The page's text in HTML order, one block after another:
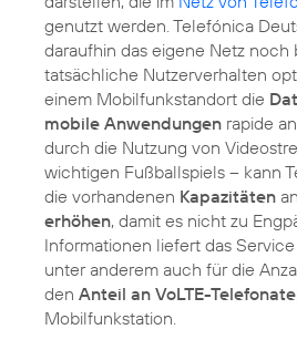
genutzt werden. Telefónica
daraufhin das eigene Netz noch
tatsächliche Nutzerverhalten
einem Mobilfunkstandort die
mobile Anwendungen rapide
durch die Nutzung von
wichtigen Fußballspiels – kann
die vorhandenen Kapazitäten
erhöhen, damit es nicht zu
Informationen liefert das
unter anderem auch für die
den Anteil an VoLTE-
Mobilfunkstation.